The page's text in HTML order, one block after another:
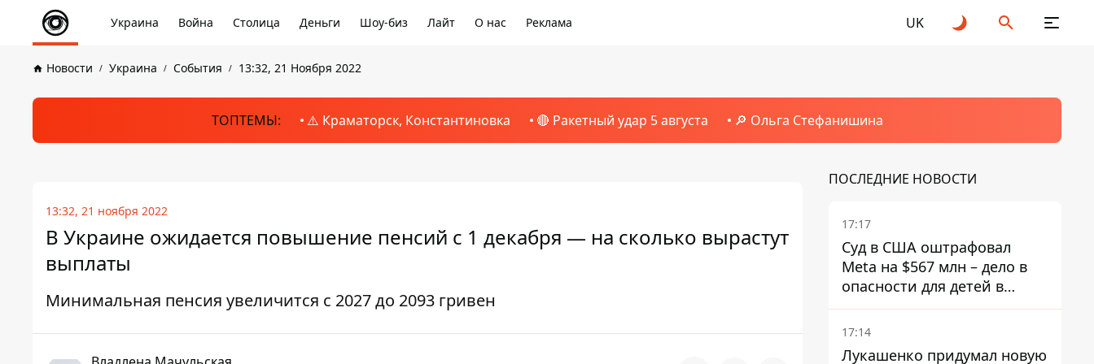
Украина Война Столица Деньги Шоу-биз Лайт О нас Реклама UK
Новости Украина События 13:32, 21 Ноября 2022
ТОПТЕМЫ: ⚠️ Краматорск, Константиновка 🔴 Ракетный удар 5 августа 🔎 Ольга Стефанишина
13:32, 21 ноября 2022
В Украине ожидается повышение пенсий с 1 декабря — на сколько вырастут
выплаты
Минимальная пенсия увеличится с 2027 до 2093 гривен
ПОСЛЕДНИЕ НОВОСТИ
17:17
Суд в США оштрафовал
Meta на $567 млн ​​– дело в
опасности для детей в
соцсетях
17:14
Лукашенко придумал новую